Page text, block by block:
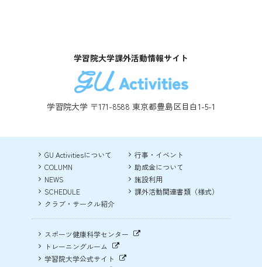
学習院大学課外活動情報サイト
学習院大学 〒171-8588 東京都豊島区目白1-5-1
GU Activitiesについて
COLUMN
NEWS
SCHEDULE
クラブ・サークル紹介
行事・イベント
助成金について
施設利用
課外活動関連書類（様式）
スポーツ健康科学センター
トレーニングルーム
学習院大学公式サイト